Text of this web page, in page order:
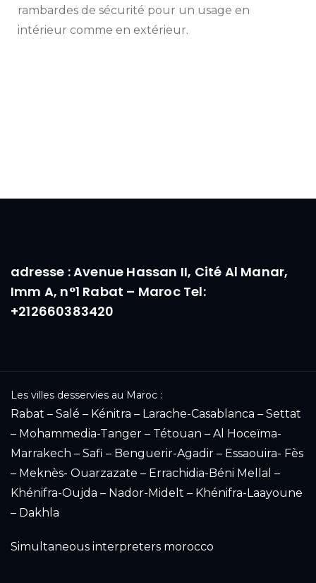
rambardes de sécurité pour un usage en
intérieur comme en extérieur.
adresse : Avenue Hassan II, Cité Al Manar,
Imm A, n°1 Rabat – Maroc Tel:
+212660383420
Les villes desservies au Maroc :
Rabat – Salé – Kénitra – Larache-Casablanca – Settat
– Mohammedia-Tanger – Tétouan – Al Hoceïma-
Marrakech – Safi – Benguerir-Agadir – Essaouira- Fès
– Meknès- Ouarzazate – Errachidia-Béni Mellal –
Khénifra-Oujda – Nador-Midelt – Khénifra-Laayoune
– Dakhla
Simultaneous interpreters morocco